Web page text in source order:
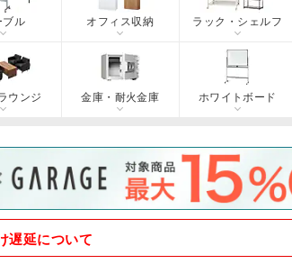
ブル オフィス収納 ラック・シェルフ
ウンジ 金庫・耐火金庫 ホワイトボード
遅延について